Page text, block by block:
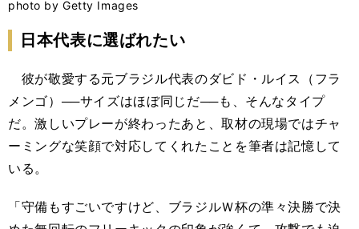
photo by Getty Images
日本代表に選ばれたい
彼が敬愛する元ブラジル代表のダビド・ルイス（フラ
メンゴ）──サイズはほぼ同じだ──も、そんなタイプ
だ。激しいプレーが終わったあと、取材の現場ではチャ
ーミングな笑顔で対応してくれたことを筆者は記憶して
いる。
「守備もすごいですけど、ブラジルＷ杯の準々決勝で決